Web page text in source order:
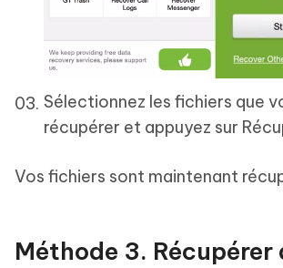
Sélectionnez les fichiers que
récupérer et appuyez sur
Vos fichiers sont maintenant
Méthode 3. Récupérer